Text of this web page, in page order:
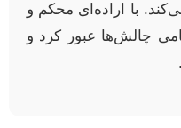
با اراده‌ای محکم و
چالش‌ها عبور کرد و